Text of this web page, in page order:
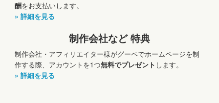
酬をお支払いします。
» 詳細を見る
制作会社など 特典
制作会社・アフィリエイター様がグーペでホームページを制
作する際、アカウントを1つ無料でプレゼント します。
» 詳細を見る